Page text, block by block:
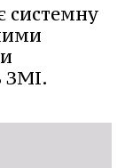
системну
ЗМІ.